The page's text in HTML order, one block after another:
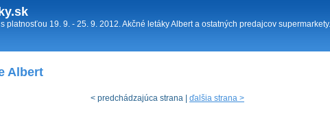
platnosťou 19. 9. - 25. 9. 2012. Akčné letáky Albert a ostatných predajcov
Albert
< predchádzajúca strana | ďalšia strana >